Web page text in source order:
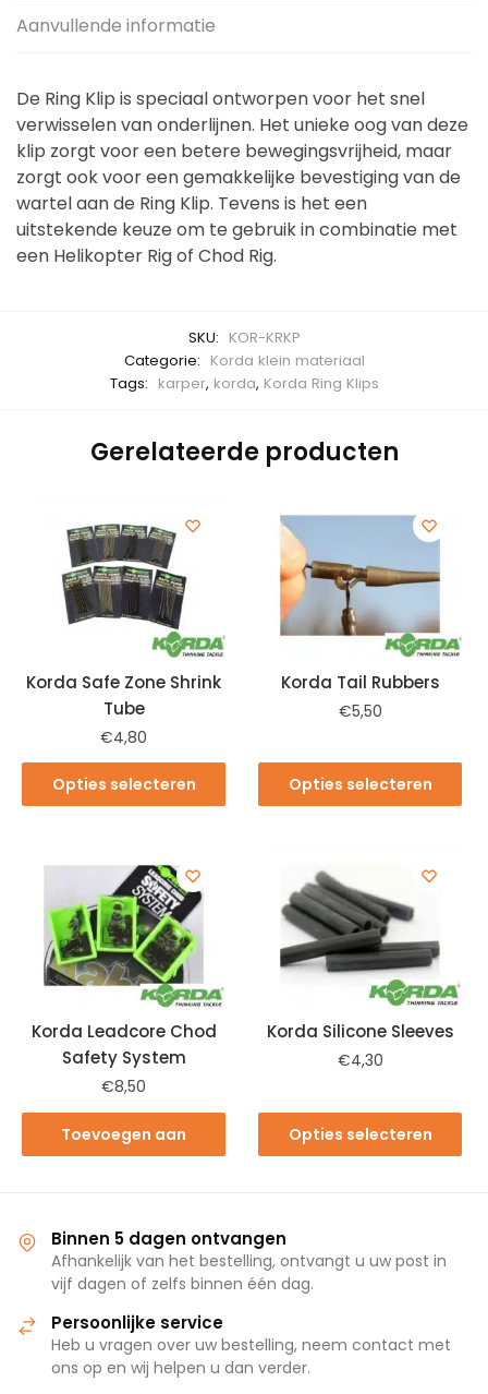
Aanvullende informatie
De Ring Klip is speciaal ontworpen voor het snel
verwisselen van onderlijnen. Het unieke oog van deze
klip zorgt voor een betere bewegingsvrijheid, maar
zorgt ook voor een gemakkelijke bevestiging van de
wartel aan de Ring Klip. Tevens is het een
uitstekende keuze om te gebruik in combinatie met
een Helikopter Rig of Chod Rig.
SKU: KOR-KRKP
Categorie: Korda klein materiaal
Tags: karper, korda, Korda Ring Klips
Gerelateerde producten
Korda Safe Zone Shrink
Tube
€4,80
Opties selecteren
Korda Tail Rubbers
€5,50
Opties selecteren
Korda Leadcore Chod
Safety System
€8,50
Toevoegen aan
Korda Silicone Sleeves
€4,30
Opties selecteren
Binnen 5 dagen ontvangen
Afhankelijk van het bestelling, ontvangt u uw post in
vijf dagen of zelfs binnen één dag.
Persoonlijke service
Heb u vragen over uw bestelling, neem contact met
ons op en wij helpen u dan verder.